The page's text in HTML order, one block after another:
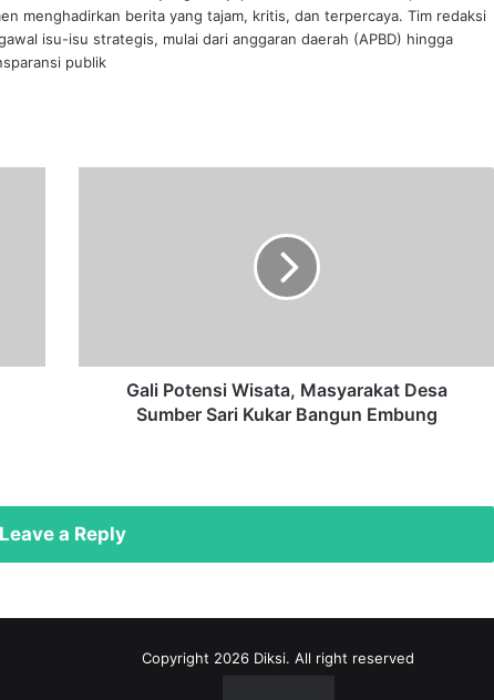
menghadirkan berita yang tajam, kritis, dan terpercaya. Tim redaksi
isu-isu strategis, mulai dari anggaran daerah (APBD) hingga
publik
Bangun
EmbungGali Potensi Wisata, Masyarakat Desa
Sumber Sari Kukar Bangun Embung
Leave a Reply
Copyright 2026 Diksi. All right reserved